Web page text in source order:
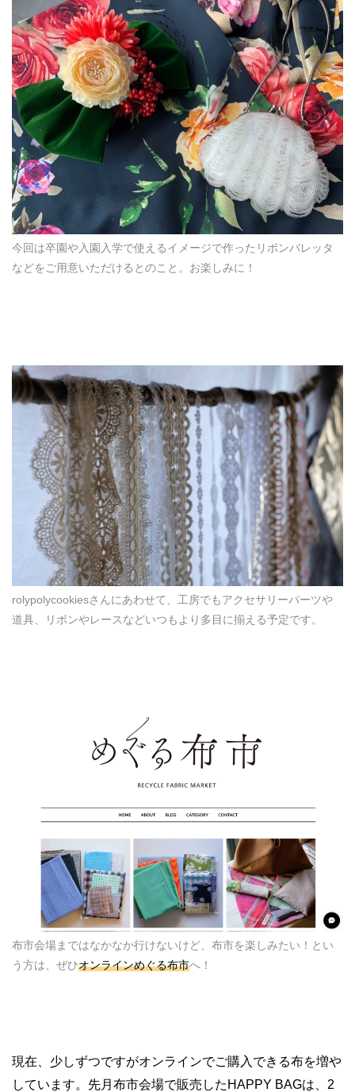
今回は卒園や入園入学で使えるイメージで作ったリボンバレッタ
などをご用意いただけるとのこと。お楽しみに！
rolypolycookiesさんにあわせて、工房でもアクセサリーパーツや
道具、リボンやレースなどいつもより多目に揃える予定です。
布市会場まではなかなか行けないけど、布市を楽しみたい！とい
う方は、ぜひオンラインめぐる布市へ！
現在、少しずつですがオンラインでご購入できる布を増や
しています。先月布市会場で販売した HAPPY BAGは、 2